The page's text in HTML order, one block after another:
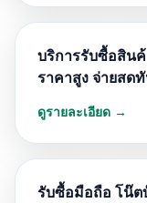
บริการรับซื้อสิน
ราคาสูง จ่ายสด
ดูรายละเอียด →
รับซื้อมือถือ โน๊ต